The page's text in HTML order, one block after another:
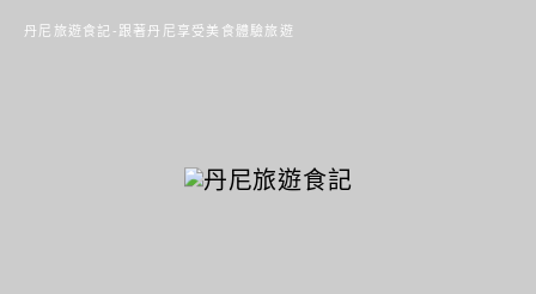
丹尼旅遊食記-跟著丹尼享受美食體驗旅遊